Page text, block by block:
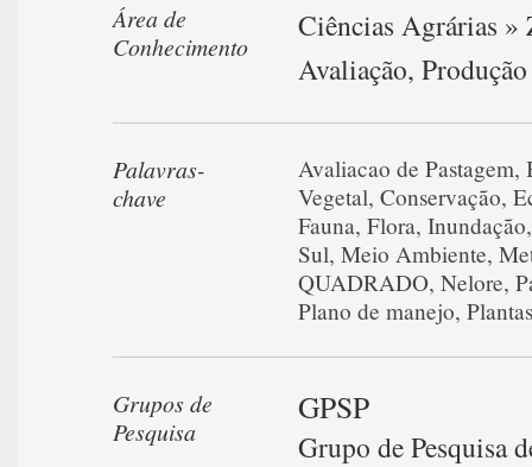
Área de
Conhecimento
Ciências Agrárias »
Avaliação,
Palavras-
chave
Avaliacao de Pastagem,
Vegetal,Conservação,
Fauna,Flora,Inundação
Sul,Meio Ambiente,
QUADRADO,Nelore,
Plano de manejo,
Grupos de
Pesquisa
GPSP
Grupo de Pesquisa